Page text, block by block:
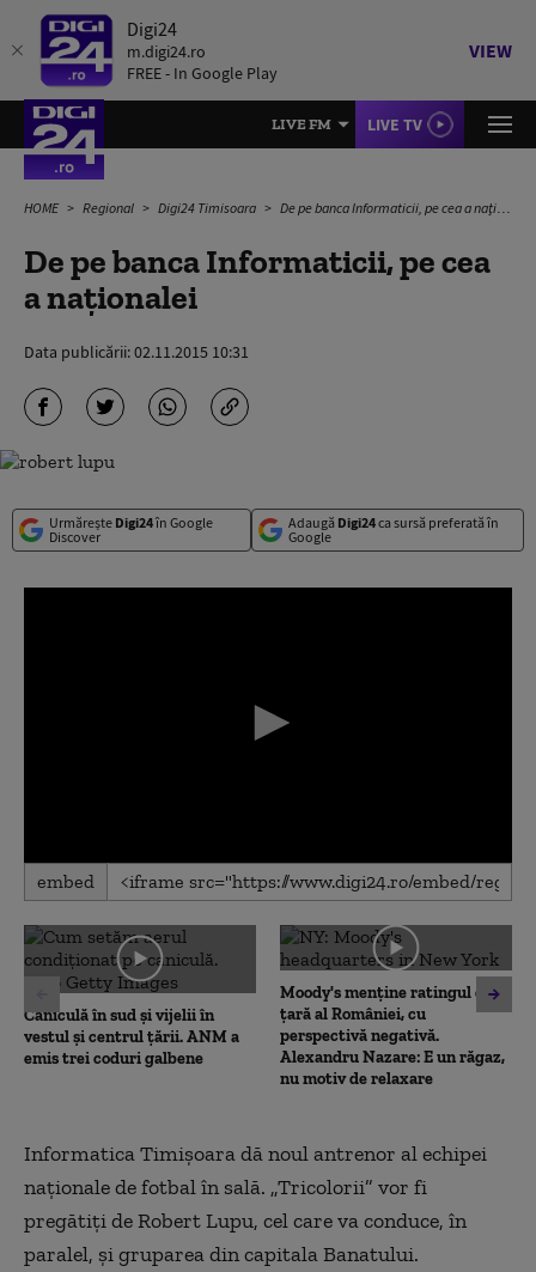
Digi24
m.digi24.ro
FREE - In Google Play
VIEW
LIVE FM LIVE TV
HOME Regional Digi24 Timisoara De pe banca Informaticii, pe cea a naționalei
De pe banca Informaticii, pe cea
a naționalei
Data publicării:02.11.2015 10:31
Urmărește Digi24în Google
Discover
Adaugă Digi24ca sursă preferată în
Google
0
seconds
0
seconds
embed
Caniculă în sud și vijelii în
vestul și centrul țării. ANM a
emis trei coduri galbene
Moody's menține ratingul de
țară al României, cu
perspectivă negativă.
Alexandru Nazare: E un răgaz,
nu motiv de relaxare
Informatica Timișoara dă noul antrenor al echipei
naționale de fotbal în sală. „Tricolorii” vor fi
pregătiți de Robert Lupu, cel care va conduce, în
paralel, și gruparea din capitala Banatului.